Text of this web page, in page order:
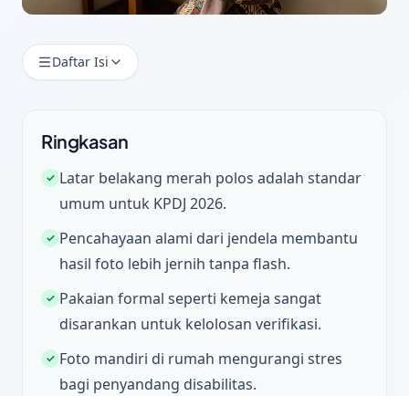
Daftar Isi
Ringkasan
✓ Latar belakang merah polos adalah standar
umum untuk KPDJ 2026.
✓ Pencahayaan alami dari jendela membantu
hasil foto lebih jernih tanpa flash.
✓ Pakaian formal seperti kemeja sangat
disarankan untuk kelolosan verifikasi.
✓ Foto mandiri di rumah mengurangi stres
bagi penyandang disabilitas.